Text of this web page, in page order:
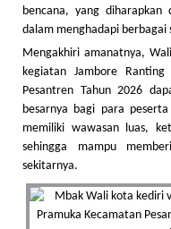
bencana, yang
dalam menghadapi berbagai
Mengakhiri amanatnya,
kegiatan Jambore Ranting
Pesantren Tahun 2026
besarnya bagi para
memiliki wawasan luas,
sehingga mampu
sekitarnya.